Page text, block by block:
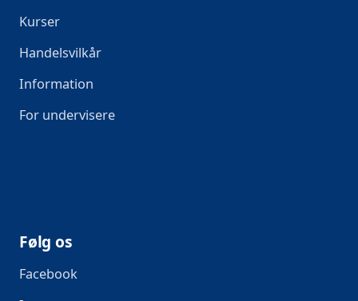
Kurser
Handelsvilkår
Information
For undervisere
Følg os
Facebook